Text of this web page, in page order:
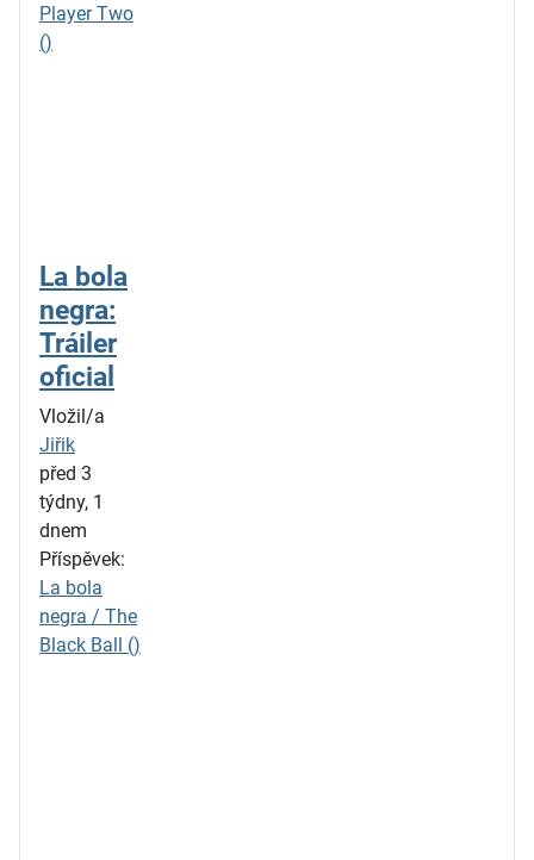
Player Two
()
La bola
negra:
Tráiler
oficial
Vložil/a
Jiřik
před 3
týdny, 1
dnem
Příspěvek:
La bola
negra / The
Black Ball ()